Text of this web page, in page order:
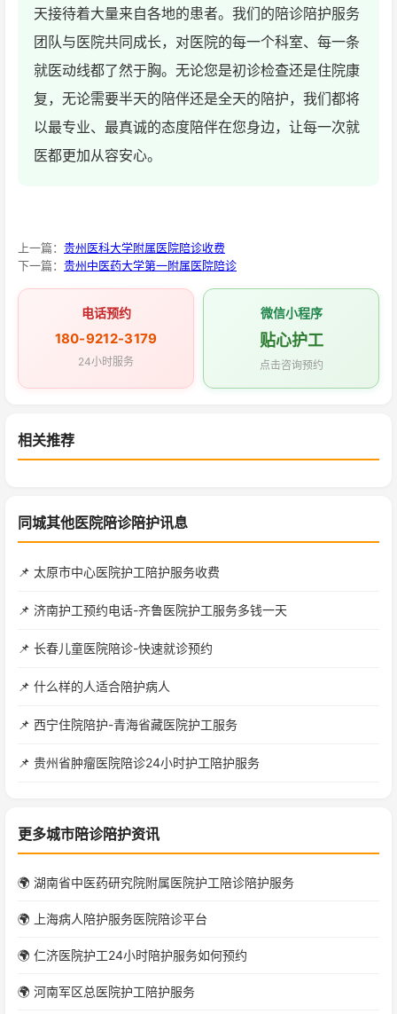
天接待着大量来自各地的患者。我们的陪诊陪护服务
团队与医院共同成长，对医院的每一个科室、每一条
就医动线都了然于胸。无论您是初诊检查还是住院康
复，无论需要半天的陪伴还是全天的陪护，我们都将
以最专业、最真诚的态度陪伴在您身边，让每一次就
医都更加从容安心。
上一篇： 贵州医科大学附属医院陪诊收费
下一篇： 贵州中医药大学第一附属医院陪诊
电话预约
180-9212-3179
24小时服务
微信小程序
贴心护工
点击咨询预约
相关推荐
同城其他医院陪诊陪护讯息
📌 太原市中心医院护工陪护服务收费
📌 济南护工预约电话-齐鲁医院护工服务多钱一天
📌 长春儿童医院陪诊-快速就诊预约
📌 什么样的人适合陪护病人
📌 西宁住院陪护-青海省藏医院护工服务
📌 贵州省肿瘤医院陪诊24小时护工陪护服务
更多城市陪诊陪护资讯
🌍 湖南省中医药研究院附属医院护工陪诊陪护服务
🌍 上海病人陪护服务医院陪诊平台
🌍 仁济医院护工24小时陪护服务如何预约
🌍 河南军区总医院护工陪护服务